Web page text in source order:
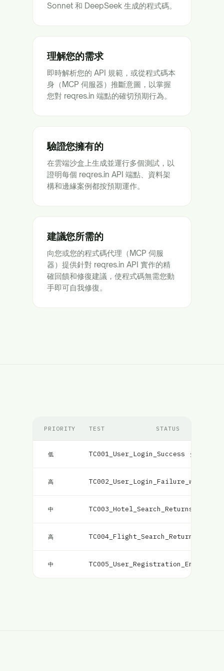
Sonnet 和 DeepSeek 生成的程式碼。
理解您的需求
即時解析您的 API 規範，或從程式碼本
身（MCP 伺服器）推斷意圖，以掌握
您對 reqres.in 端點的確切預期行為。
驗證您擁有的
在雲端沙盒上生成並運行多個測試，以
證明每個 reqres.in API 端點、資料架
構和邊緣案例都按預期運作。
建議您所需的
向您或您的程式碼代理（MCP 伺服
器）提供針對 reqres.in API 實作的精
確回饋和修復建議，使程式碼無需您動
手即可自我修復。
PRIORITY TEST STATUS
低 TC001_User_Login_Success 失敗
高
中
高
中